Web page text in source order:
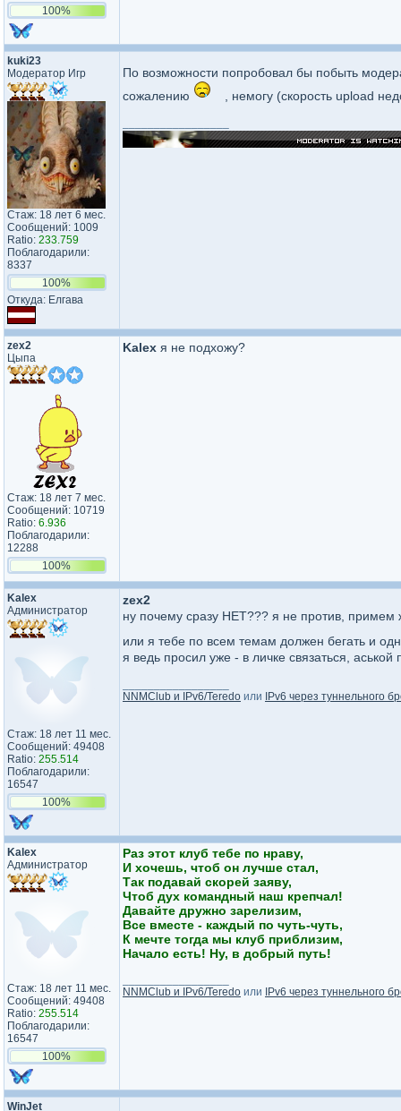
100%
kuki23
Модератор Игр
Стаж: 18 лет 6 мес.
Сообщений: 1009
Ratio: 233.759
Поблагодарили:
8337
100%
Откуда: Елгава
По возможности попробовал бы побыть
сожалению
, немогу (скорость upload
zex2
Цыпа
Стаж: 18 лет 7 мес.
Сообщений: 10719
Ratio: 6.936
Поблагодарили:
12288
100%
Kalex я не подхожу?
Kalex
Администратор
Стаж: 18 лет 11 мес.
Сообщений: 49408
Ratio: 255.514
Поблагодарили:
16547
100%
zex2
ну почему сразу НЕТ??? я не против, примем
или я тебе по всем темам должен бегать и
я ведь просил уже - в личке связаться,
NNMClub и IPv6/Teredo или IPv6 через туннельного
Kalex
Администратор
Стаж: 18 лет 11 мес.
Сообщений: 49408
Ratio: 255.514
Поблагодарили:
16547
100%
Раз этот клуб тебе по нраву,
И хочешь, чтоб он лучше стал,
Так подавай скорей заяву,
Чтоб дух командный наш крепчал!
Давайте дружно зарелизим,
Все вместе - каждый по чуть-чуть,
К мечте тогда мы клуб приблизим,
Начало есть! Ну, в добрый путь!
NNMClub и IPv6/Teredo или IPv6 через туннельного
WinJet